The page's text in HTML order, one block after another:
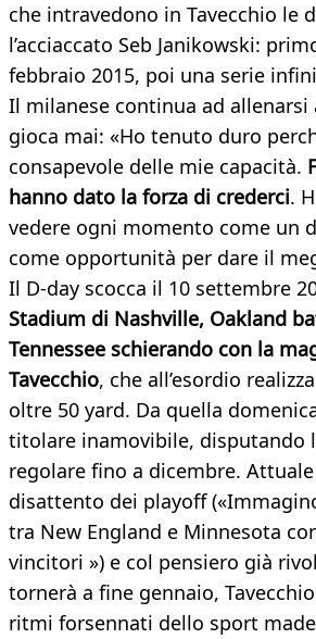
che intravedono in Tavecchio le
l’acciaccato Seb Janikowski:
febbraio 2015, poi una serie
Il milanese continua ad allenarsi
gioca mai: «Ho tenuto duro
consapevole delle mie capacità.
hanno dato la forza di crederci.
vedere ogni momento come un
come opportunità per dare il
Il D-day scocca il 10 settembre
Stadium di Nashville, Oakland
Tennessee schierando con la
Tavecchio, che all’esordio
oltre 50 yard. Da quella
titolare inamovibile, disputando
regolare fino a dicembre.
disattento dei playoff
tra New England e Minnesota
vincitori ») e col pensiero già
tornerà a fine gennaio,
ritmi forsennati dello sport